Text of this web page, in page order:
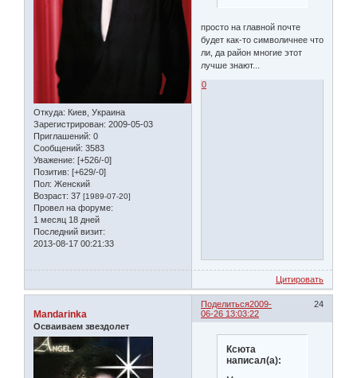
Откуда: Киев, Украина
Зарегистрирован: 2009-05-03
Приглашений: 0
Сообщений: 3583
Уважение: [+526/-0]
Позитив: [+629/-0]
Пол: Женский
Возраст: 37 [1989-07-20]
Провел на форуме:
1 месяц 18 дней
Последний визит:
2013-08-17 00:21:33
просто на главной почте
будет как-то символичнее что
ли, да район многие этот
лучше знают...
0
Цитировать
Поделиться 24
2009-
06-26 13:03:22
Mandarinka
Осваиваем звездолет
Ксюта
написал(а):